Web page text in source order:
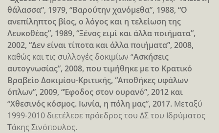
θάλασσα”, 1979, “Βαρούτην χανόμεθα”, 1988, “Ο
ανεπίληπτος βίος, ο λόγος και η τελείωση της
Λευκοθέας”, 1989, “Ξένος ειμί και άλλα ποιήματα”,
2002, “Δεν είναι τίποτα και άλλα ποιήματα”, 2008,
καθώς και τις συλλογές δοκιμίων “Ασκήσεις
αυτογνωσίας”, 2008, που τιμήθηκε με το Κρατικό
Βραβείο Δοκιμίου-Κριτικής, “Αποθήκες υφάλων
όπλων”, 2009, “Έφοδος στον ουρανό”, 2012 και
“Χθεσινός κόσμος. Ιωνία, η πόλη μας”, 2017. Μεταξύ
1999-2010 διετέλεσε πρόεδρος του ΔΣ του Ιδρύματος
Τάκης Σινόπουλος.